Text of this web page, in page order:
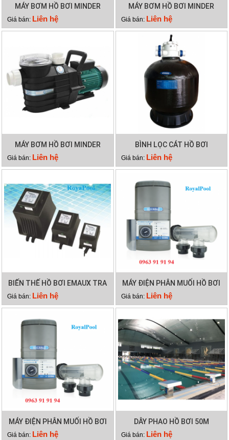
MÁY BƠM HỒ BƠI MINDER
MXB300
Giá bán: Liên hệ
MÁY BƠM HỒ BƠI MINDER
MXB250
Giá bán: Liên hệ
MÁY BƠM HỒ BƠI MINDER
MXB100
Giá bán: Liên hệ
BÌNH LỌC CÁT HỒ BƠI
MINDER M36
Giá bán: Liên hệ
BIẾN THẾ HỒ BƠI EMAUX TRA
300VA
Giá bán: Liên hệ
MÁY ĐIỆN PHÂN MUỐI HỒ BƠI
WATERCO HYDROCHLOR MK3
ST 2000
Giá bán: Liên hệ
MÁY ĐIỆN PHÂN MUỐI HỒ BƠI
WATERCO HYDROCHLOR MK3
Giá bán: Liên hệ
DÂY PHAO HỒ BƠI 50M
Giá bán: Liên hệ